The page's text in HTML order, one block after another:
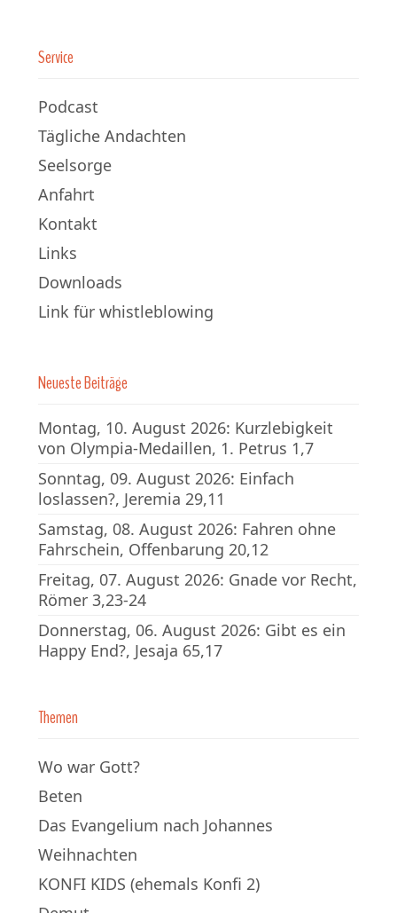
Service
Podcast
Tägliche Andachten
Seelsorge
Anfahrt
Kontakt
Links
Downloads
Link für whistleblowing
Neueste Beiträge
Montag, 10. August 2026: Kurzlebigkeit
von Olympia-Medaillen, 1. Petrus 1,7
Sonntag, 09. August 2026: Einfach
loslassen?, Jeremia 29,11
Samstag, 08. August 2026: Fahren ohne
Fahrschein, Offenbarung 20,12
Freitag, 07. August 2026: Gnade vor Recht,
Römer 3,23-24
Donnerstag, 06. August 2026: Gibt es ein
Happy End?, Jesaja 65,17
Themen
Wo war Gott?
Beten
Das Evangelium nach Johannes
Weihnachten
KONFI KIDS (ehemals Konfi 2)